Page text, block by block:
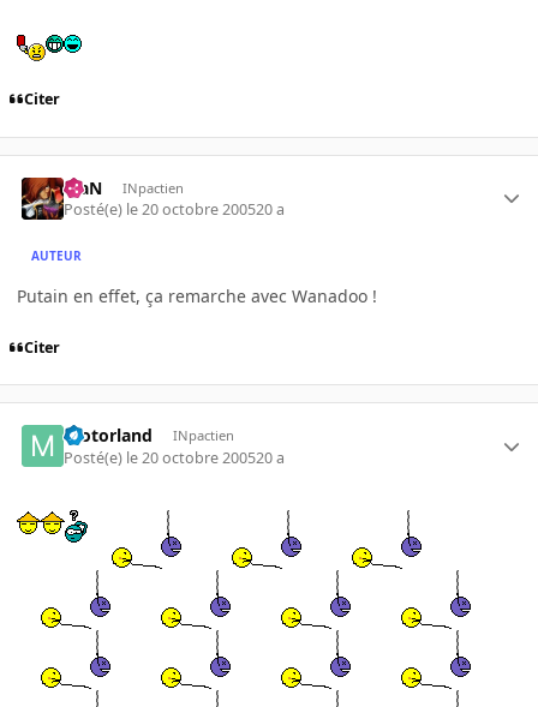
Citer
KiaN INpactien
Posté(e) le 20 octobre 200520 a
AUTEUR
Putain en effet, ça remarche avec Wanadoo !
Citer
motorland INpactien
Posté(e) le 20 octobre 200520 a